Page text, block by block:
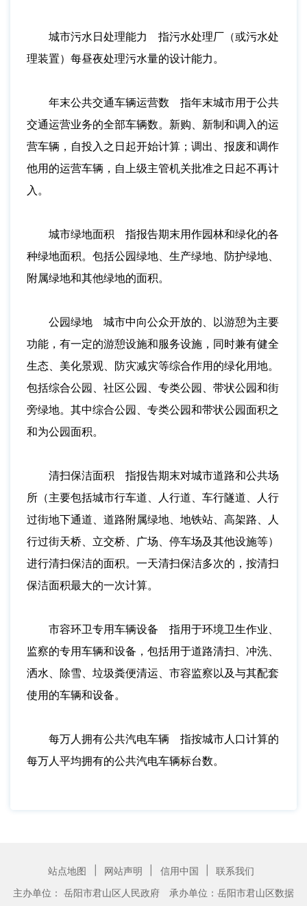
城市污水日处理能力 指污水处理厂（或污水处
理装置）每昼夜处理污水量的设计能力。
年末公共交通车辆运营数 指年末城市用于公共
交通运营业务的全部车辆数。新购、新制和调入的运
营车辆，自投入之日起开始计算；调出、报废和调作
他用的运营车辆，自上级主管机关批准之日起不再计
入。
城市绿地面积 指报告期末用作园林和绿化的各
种绿地面积。包括公园绿地、生产绿地、防护绿地、
附属绿地和其他绿地的面积。
公园绿地 城市中向公众开放的、以游憩为主要
功能，有一定的游憩设施和服务设施，同时兼有健全
生态、美化景观、防灾减灾等综合作用的绿化用地。
包括综合公园、社区公园、专类公园、带状公园和街
旁绿地。其中综合公园、专类公园和带状公园面积之
和为公园面积。
清扫保洁面积 指报告期末对城市道路和公共场
所（主要包括城市行车道、人行道、车行隧道、人行
过街地下通道、道路附属绿地、地铁站、高架路、人
行过街天桥、立交桥、广场、停车场及其他设施等）
进行清扫保洁的面积。一天清扫保洁多次的，按清扫
保洁面积最大的一次计算。
市容环卫专用车辆设备 指用于环境卫生作业、
监察的专用车辆和设备，包括用于道路清扫、冲洗、
洒水、除雪、垃圾粪便清运、市容监察以及与其配套
使用的车辆和设备。
每万人拥有公共汽电车辆 指按城市人口计算的
每万人平均拥有的公共汽电车辆标台数。
站点地图 网站声明 信用中国
联系我们
主办单位： 岳阳市君山区人民政府
承办单位：岳阳市君山区数据